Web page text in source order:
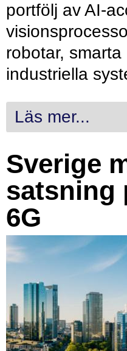
portfölj av AI-
robotar,
industriella
Läs mer...
Sverige
satsning
6G